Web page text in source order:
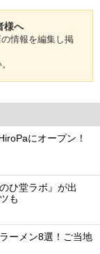
様へ
情報を編集し掲
にオープン！
ひ堂ラボ』が出
も
ーメン8選！ご当地